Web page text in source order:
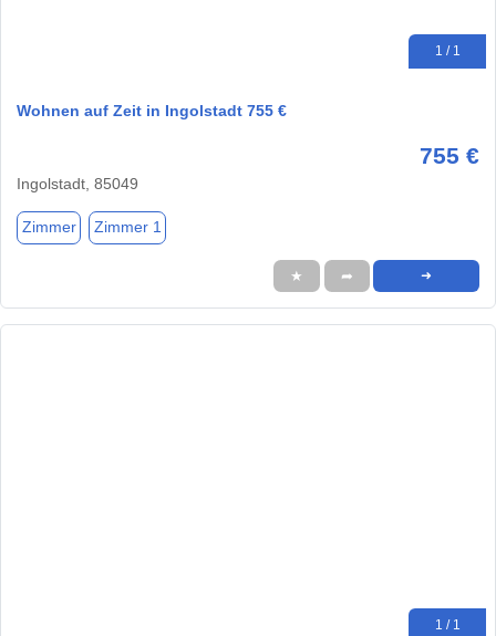
1 / 1
Wohnen auf Zeit in Ingolstadt 755 €
755 €
Ingolstadt, 85049
Zimmer Zimmer 1
★ ➦ ➜
1 / 1